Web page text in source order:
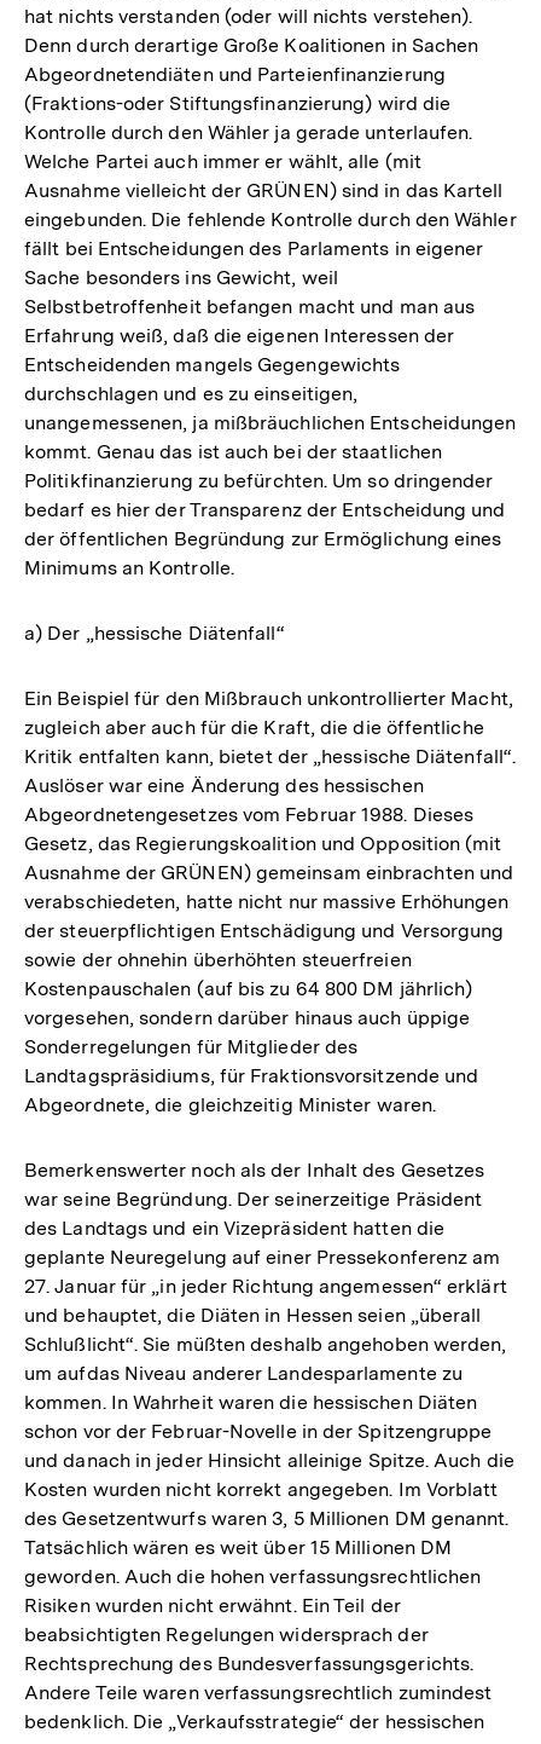
hat nichts verstanden (oder will nichts verstehen).
Denn durch derartige Große Koalitionen in Sachen
Abgeordnetendiäten und Parteienfinanzierung
(Fraktions-oder Stiftungsfinanzierung) wird die
Kontrolle durch den Wähler ja gerade unterlaufen.
Welche Partei auch immer er wählt, alle (mit
Ausnahme vielleicht der GRÜNEN) sind in das Kartell
eingebunden. Die fehlende Kontrolle durch den Wähler
fällt bei Entscheidungen des Parlaments in eigener
Sache besonders ins Gewicht, weil
Selbstbetroffenheit befangen macht und man aus
Erfahrung weiß, daß die eigenen Interessen der
Entscheidenden mangels Gegengewichts
durchschlagen und es zu einseitigen,
unangemessenen, ja mißbräuchlichen Entscheidungen
kommt. Genau das ist auch bei der staatlichen
Politikfinanzierung zu befürchten. Um so dringender
bedarf es hier der Transparenz der Entscheidung und
der öffentlichen Begründung zur Ermöglichung eines
Minimums an Kontrolle.
a) Der „hessische Diätenfall“
Ein Beispiel für den Mißbrauch unkontrollierter Macht,
zugleich aber auch für die Kraft, die die öffentliche
Kritik entfalten kann, bietet der „hessische Diätenfall“.
Auslöser war eine Änderung des hessischen
Abgeordnetengesetzes vom Februar 1988. Dieses
Gesetz, das Regierungskoalition und Opposition (mit
Ausnahme der GRÜNEN) gemeinsam einbrachten und
verabschiedeten, hatte nicht nur massive Erhöhungen
der steuerpflichtigen Entschädigung und Versorgung
sowie der ohnehin überhöhten steuerfreien
Kostenpauschalen (auf bis zu 64 800 DM jährlich)
vorgesehen, sondern darüber hinaus auch üppige
Sonderregelungen für Mitglieder des
Landtagspräsidiums, für Fraktionsvorsitzende und
Abgeordnete, die gleichzeitig Minister waren.
Bemerkenswerter noch als der Inhalt des Gesetzes
war seine Begründung. Der seinerzeitige Präsident
des Landtags und ein Vizepräsident hatten die
geplante Neuregelung auf einer Pressekonferenz am
27. Januar für „in jeder Richtung angemessen“ erklärt
und behauptet, die Diäten in Hessen seien „überall
Schlußlicht“. Sie müßten deshalb angehoben werden,
um aufdas Niveau anderer Landesparlamente zu
kommen. In Wahrheit waren die hessischen Diäten
schon vor der Februar-Novelle in der Spitzengruppe
und danach in jeder Hinsicht alleinige Spitze. Auch die
Kosten wurden nicht korrekt angegeben. Im Vorblatt
des Gesetzentwurfs waren 3, 5 Millionen DM genannt.
Tatsächlich wären es weit über 15 Millionen DM
geworden. Auch die hohen verfassungsrechtlichen
Risiken wurden nicht erwähnt. Ein Teil der
beabsichtigten Regelungen widersprach der
Rechtsprechung des Bundesverfassungsgerichts.
Andere Teile waren verfassungsrechtlich zumindest
bedenklich. Die „Verkaufsstrategie“ der hessischen